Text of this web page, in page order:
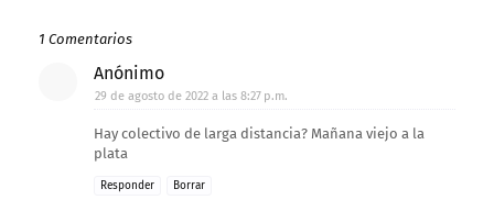
1 Comentarios
Anónimo
29 de agosto de 2022 a las 8:27 p.m.
Hay colectivo de larga distancia? Mañana viejo a la
plata
Responder Borrar